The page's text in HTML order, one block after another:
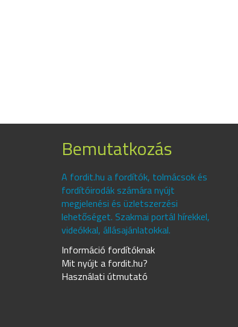
Bemutatkozás
A fordit.hu a fordítók, tolmácsok és
fordítóirodák számára nyújt
megjelenési és üzletszerzési
lehetőséget. Szakmai portál hírekkel,
videókkal, állásajánlatokkal.
Információ fordítóknak
Mit nyújt a fordit.hu?
Használati útmutató